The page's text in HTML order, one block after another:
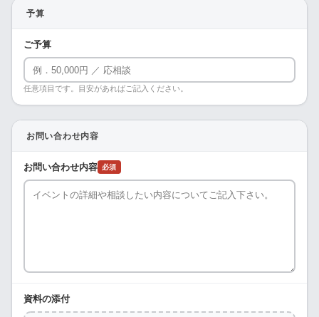
予算
ご予算
任意項目です。目安があればご記入ください。
お問い合わせ内容
お問い合わせ内容 必須
資料の添付